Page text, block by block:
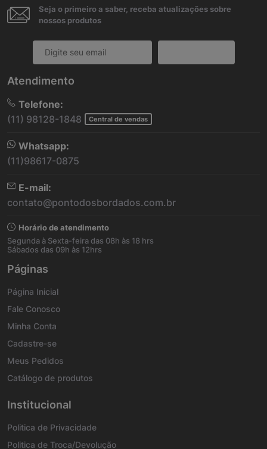
Seja o primeiro a saber, receba atualizações sobre
nossos produtos
Atendimento
Telefone:
(11) 98128-1848
Central de vendas
Whatsapp:
(11)98617-0875
E-mail:
contato@pontodosbordados.com.br
Horário de atendimento
Segunda à Sexta-feira das 08h às 18 hrs
Sábados das 09h às 12hrs
Páginas
Página Inicial
Fale Conosco
Minha Conta
Cadastre-se
Meus Pedidos
Catálogo de produtos
Institucional
Politica de Privacidade
Politica de Troca/Devolução